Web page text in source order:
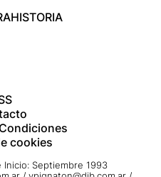
HISTORIA
cookies
Septiembre 1993